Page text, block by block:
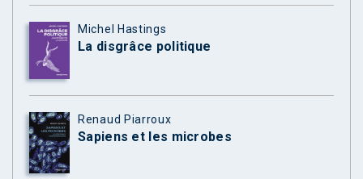
Michel Hastings
La disgrâce politique
Renaud Piarroux
Sapiens et les microbes